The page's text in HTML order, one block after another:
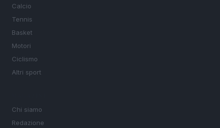
Calcio
Tennis
Basket
Motori
Ciclismo
Altri sport
Chi siamo
Redazione